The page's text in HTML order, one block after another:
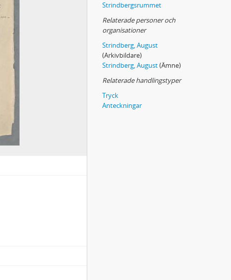
Strindbergsrummet
Relaterade personer och
organisationer
Strindberg, August
(Arkivbildare)
Strindberg, August(Ämne)
Relaterade handlingstyper
Tryck
Anteckningar